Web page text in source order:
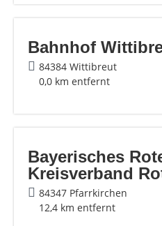
Bahnhof
84384 Wittibreut
0,0 km entfernt
Bayerisches
Kreisverband
84347 Pfarrkirchen
12,4 km entfernt